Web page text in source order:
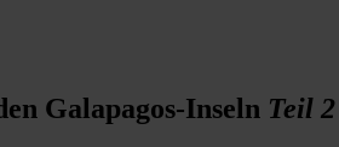
Galapagos-Inseln Teil